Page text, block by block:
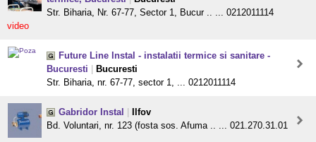
Str. Biharia, Nr. 67-77, Sector 1, Bucur .. ... 0212011114
video
Future Line Instal - instalatii termice si sanitare -
Bucuresti
Bucuresti
Str. Biharia, nr. 67-77, sector 1, ... 0212011114
Gabridor Instal
Ilfov
Bd. Voluntari, nr. 123 (fosta sos. Afuma .. ... 021.270.31.01